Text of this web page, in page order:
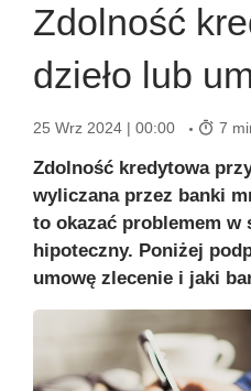
Zdolność
dzieło lub
25 Wrz 2024 | 00:00 7
Zdolność kredytowa
wyliczana przez banki
to okazać problemem
hipoteczny. Poniżej
umowę zlecenie i jaki